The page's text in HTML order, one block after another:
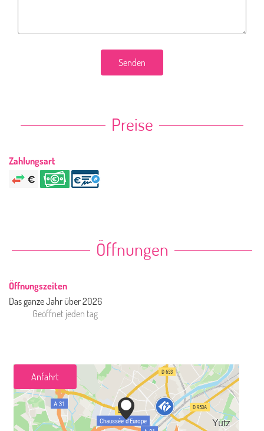
Senden
Preise
Zahlungsart
Öffnungen
Öffnungszeiten
Das ganze Jahr über 2026
Geöffnet jeden tag
Anfahrt